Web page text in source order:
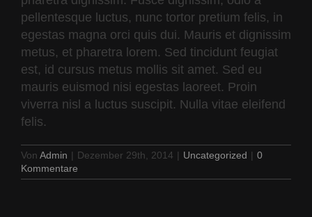
pellentesque luctus, nunc tortor pretium felis, in
egestas magna orci quis dui. Mauris et dignissim
metus, et pharetra lorem. Sed tincidunt feugiat
est, id cursus metus mollis sit amet. Sed eu
mauris euismod nisi egestas laoreet. Proin
viverra nisl a luctus suscipit. Nulla vitae eleifend
felis.
Von Admin | Dezember 29th, 2014 | Uncategorized | 0
Kommentare